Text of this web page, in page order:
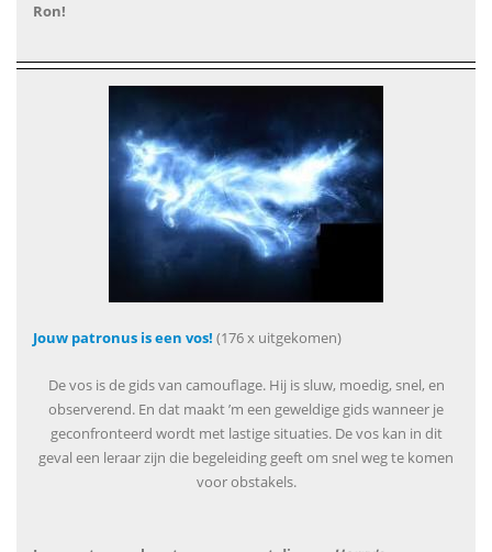
Ron!
Jouw patronus is een vos! (176 x uitgekomen)
De vos is de gids van camouflage. Hij is sluw, moedig, snel, en
observerend. En dat maakt ’m een geweldige gids wanneer je
geconfronteerd wordt met lastige situaties. De vos kan in dit
geval een leraar zijn die begeleiding geeft om snel weg te komen
voor obstakels.